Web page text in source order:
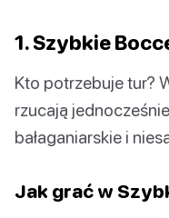
1. Szybkie
Kto potrzebuje tur?
rzucają
bałaganiarskie i
Jak grać w